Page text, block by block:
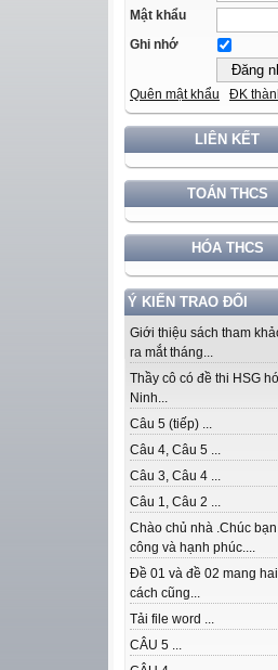
Mật khẩu
Ghi nhớ
Quên mật khẩu ĐK
LIÊN KẾT
TOÁN THCS
HÓA THCS
Ý KIẾN TRAO ĐỔI
Giới thiệu sách tham
ra mắt tháng...
Thầy cô có đề thi HSG
Ninh...
Câu 5 (tiếp) ...
Câu 4, Câu 5 ...
Câu 3, Câu 4 ...
Câu 1, Câu 2 ...
Chào chủ nhà .Chúc
công và hạnh phúc....
Đề 01 và đề 02 mang
cách cũng...
Tải file word ...
CÂU 5 ...